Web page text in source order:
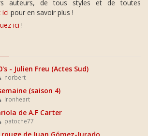
auteurs, de tous styles et de toutes
ici pour en savoir plus !
ici !
- Julien Freu (Actes Sud)
norbert
(saison 4)
Ironheart
de A.F Carter
patoche77